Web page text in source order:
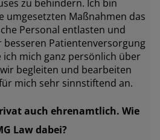
zu behindern. Ich bin
umgesetzten Maßnahmen das
Personal entlasten und
besseren Patientenversorgung
mich ganz persönlich über
begleiten und bearbeiten
mich sehr sinnstiftend an.
auch ehrenamtlich. Wie
Law dabei?